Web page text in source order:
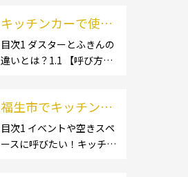
います！
場といえば、やっぱりイベ
ント！ 日本全国で、キッチ
ンカーが営業している様々
キッチンカーで使用
するダスター・ふき
んの選び方とは？お
介！
目次1 ダスターとふきんの
違いとは？1.1 【呼び方の
ンタークロスとも呼ばれ
る】2 キッチンカーで使用
するダスター(ふきん)種類
福生市でキッチンカ
ーを呼びたい！派遣
してもらうにはどう
目次1 イベントや空きスペ
ースに呼びたい！キッチン